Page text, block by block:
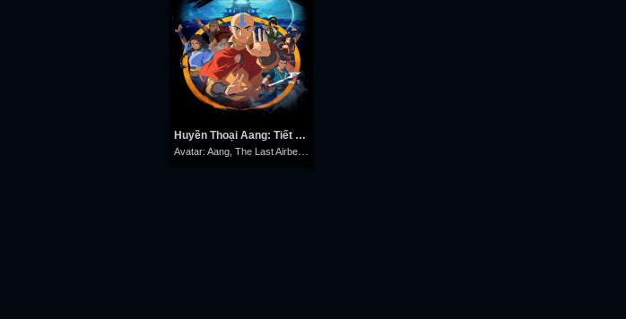
Huyền Thoại Aang: Tiết Khí Sư Cuối Cùng
Avatar: Aang, The Last Airbender